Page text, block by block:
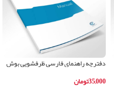
دفترچه راهنمای فارسی ظرفشویی بوش
35,000تومان